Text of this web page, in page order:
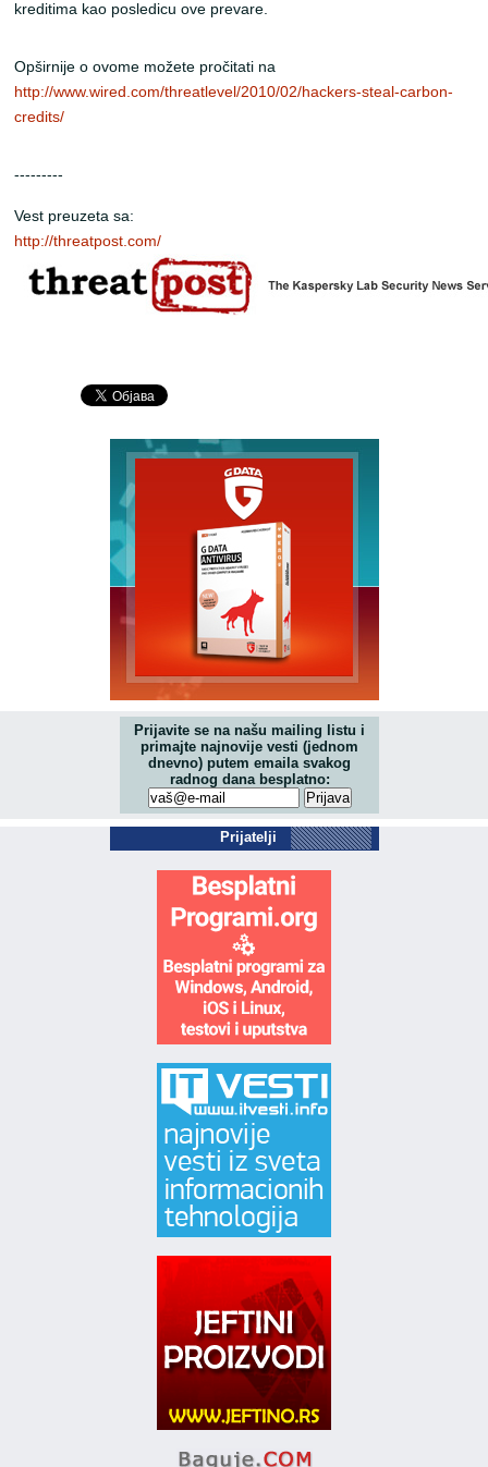
kreditima kao posledicu ove prevare.
Opširnije o ovome možete pročitati na
http://www.wired.com/threatlevel/2010/02/hackers-steal-carbon-
credits/
---------
Vest preuzeta sa:
http://threatpost.com/
Prijavite se na našu mailing listu i
primajte najnovije vesti (jednom
dnevno) putem emaila svakog
radnog dana besplatno:
Prijatelji